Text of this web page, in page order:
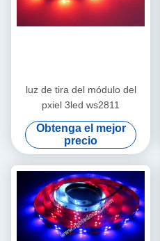
luz de tira del módulo del
pxiel 3led ws2811
Obtenga el mejor
precio